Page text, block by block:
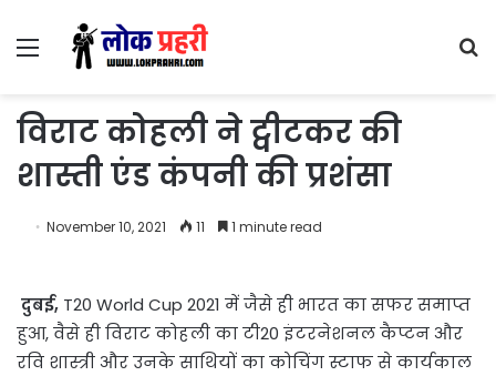
Menu
विराट कोहली ने ट्वीटकर की
शास्ती एंड कंपनी की प्रशंसा
November 10, 2021 11 1 minute read
दुबई, T20 World Cup 2021 में जैसे ही भारत का सफर समाप्त
हुआ, वैसे ही विराट कोहली का टी20 इंटरनेशनल कैप्टन और
रवि शास्त्री और उनके साथियों का कोचिंग स्टाफ से कार्यकाल